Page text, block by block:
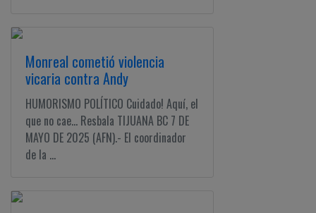
Monreal cometió violencia
vicaria contra Andy
HUMORISMO POLÍTICO Cuidado! Aquí, el
que no cae... Resbala TIJUANA BC 7 DE
MAYO DE 2025 (AFN).- El coordinador
de la ...